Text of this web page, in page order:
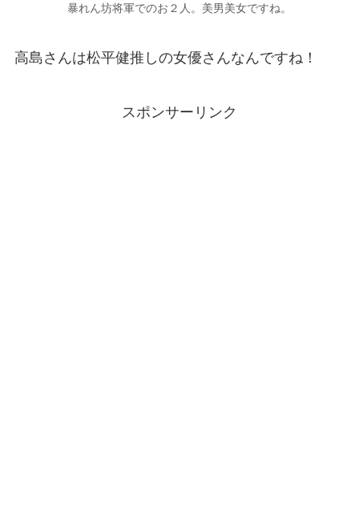
暴れん坊将軍でのお２人。美男美女ですね。
高島さんは松平健推しの女優さんなんですね！
スポンサーリンク